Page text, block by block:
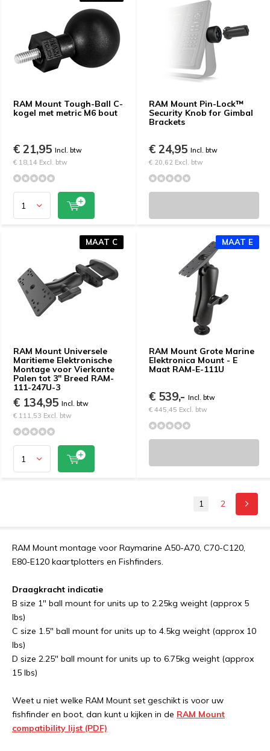
RAM Mount Tough-Ball C-
kogel met metric M6 bout
€ 21,95 Incl. btw
€ 18,14 Excl. btw
RAM Mount Pin-Lock™
Security Knob for Gimbal
Brackets
€ 24,95 Incl. btw
€ 20,62 Excl. btw
RAM Mount Universele
Maritieme Elektronische
Montage voor Vierkante
Palen tot 3" Breed RAM-
111-247U-3
MAAT C
€ 134,95 Incl. btw
€ 111,53 Excl. btw
RAM Mount Grote Marine
Elektronica Mount - E
Maat RAM-E-111U
MAAT E
€ 539,- Incl. btw
€ 445,45 Excl. btw
1 2
RAM Mount montage voor Raymarine A50-A70, C70-C120,
E80-E120 kaartplotters en Fishfinders.
Draagkracht indicatie
B size 1" ball mount for units up to 2.25kg weight (approx 5
lbs)
C size 1.5" ball mount for units up to 4.5kg weight (approx 10
lbs)
D size 2.25" ball mount for units up to 6.75kg weight (approx
15 lbs)
Weet u niet welke RAM Mount set geschikt is voor uw
fishfinder en boot, dan kunt u kijken in de RAM Mount
compatibility lijst (PDF)